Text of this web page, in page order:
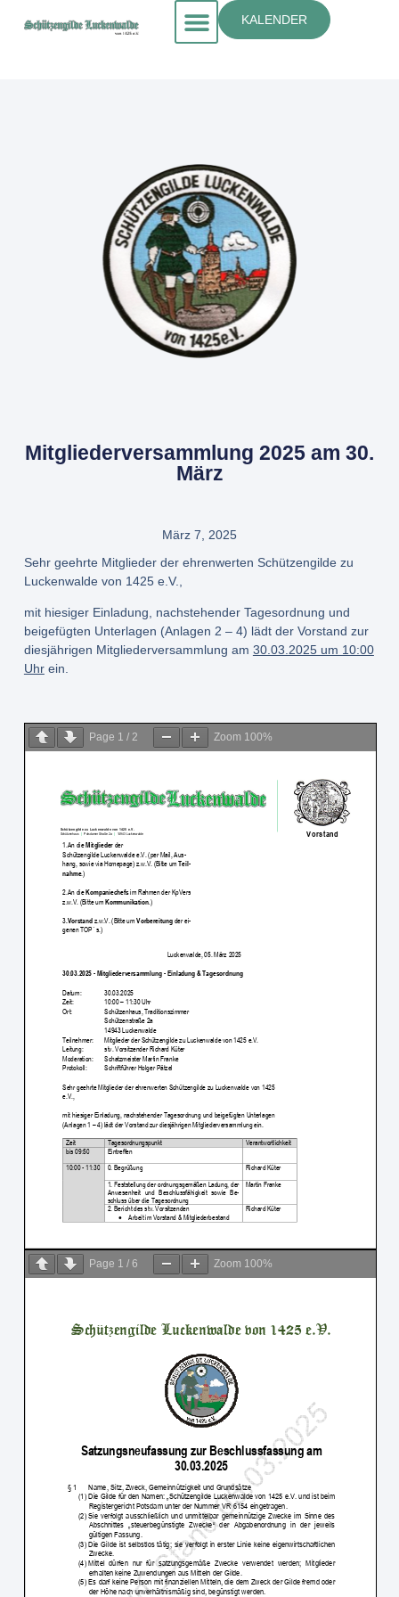
KALENDER
Mitgliederversammlung 2025 am 30.
März
März 7, 2025
Sehr geehrte Mitglieder der ehrenwerten Schützengilde zu
Luckenwalde von 1425 e.V.,
mit hiesiger Einladung, nachstehender Tagesordnung und
beigefügten Unterlagen (Anlagen 2 – 4) lädt der Vorstand zur
diesjährigen Mitgliederversammlung am 30.03.2025 um 10:00
Uhrein.
Page 1 / 2 Zoom 100%
Page 1 / 6 Zoom 100%